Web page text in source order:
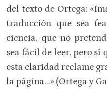
del texto de Ortega:
traducción que sea
ciencia, que no
sea fácil de leer, pero sí
esta claridad reclame
la página…» (Ortega y